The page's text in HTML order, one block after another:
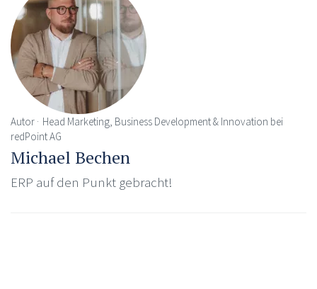
Autor
Head Marketing, Business Development & Innovation bei
redPoint AG
Michael Bechen
ERP auf den Punkt gebracht!